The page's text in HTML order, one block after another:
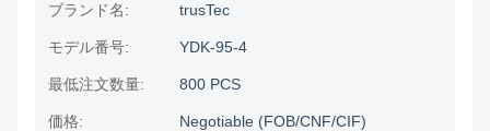
ブランド名: trusTec
モデル番号: YDK-95-4
最低注文数量: 800 PCS
価格: Negotiable (FOB/CNF/CIF)